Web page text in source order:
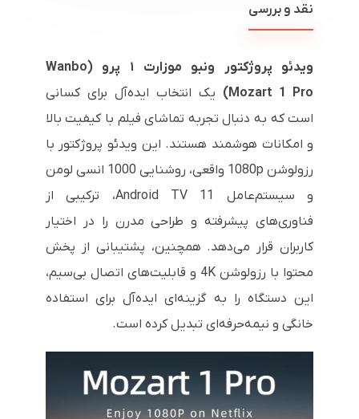
نقد و بررسی
ویدئو پروژکتور ونبو موزارت ۱ پرو (Wanbo
Mozart 1 Pro)
یک انتخاب ایده‌آل برای کسانی
است که به دنبال تجربه تماشای فیلم با کیفیت بالا
و امکانات هوشمند هستند. این ویدئو پروژکتور با
رزولوشن 1080p واقعی، روشنایی 1000 انسی لومن
و سیستم‌عامل Android TV 11، ترکیبی از
فناوری‌های پیشرفته و طراحی مدرن را در اختیار
کاربران قرار می‌دهد. همچنین، پشتیبانی از پخش
محتوا با رزولوشن 4K و قابلیت‌های اتصال بی‌سیم،
این دستگاه را به گزینه‌ای ایده‌آل برای استفاده
خانگی و نیمه‌حرفه‌ای تبدیل کرده است.